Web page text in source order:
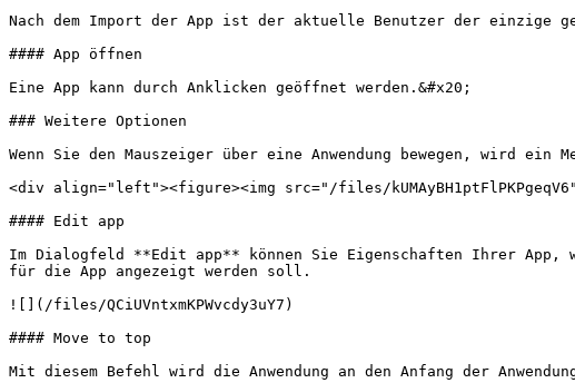
Nach dem Import der App ist der aktuelle Benutzer der einzige
#### App öffnen
Eine App kann durch Anklicken geöffnet werden.&#x20;
### Weitere Optionen
Wenn Sie den Mauszeiger über eine Anwendung bewegen, wird
<div align="left"><figure><img src="/files/
#### Edit app
Im Dialogfeld **Edit app** können Sie Eigenschaften Ihrer App,
für die App angezeigt werden soll.
![](/files/QCiUVntxmKPWvcdy3uY7)
#### Move to top
Mit diesem Befehl wird die Anwendung an den Anfang der